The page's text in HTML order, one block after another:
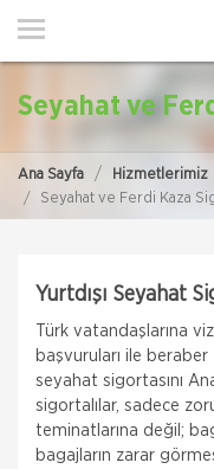
ANA SAYFA
POLIÇE HATIRLAT
MÜŞTERI GIRIŞI
Seyahat ve
Ana Sayfa Hizmetlerimiz
Seyahat ve Ferdi Kaza
Yurtdışı Seyahat
Türk vatandaşlarına
başvuruları ile
seyahat sigortasını
sigortalılar, sadece
teminatlarına değil;
bagajların zarar